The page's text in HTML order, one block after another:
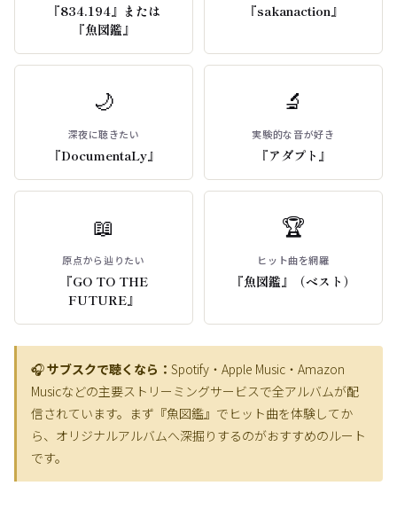
『834.194』または
『魚図鑑』
『sakanaction』
🌙
深夜に聴きたい
『DocumentaLy』
🔬
実験的な音が好き
『アダプト』
📖
原点から辿りたい
『GO TO THE
FUTURE』
🏆
ヒット曲を網羅
『魚図鑑』（ベスト）
🎧サブスクで聴くなら： Spotify・Apple Music・Amazon
Musicなどの主要ストリーミングサービスで全アルバムが配
信されています。まず『魚図鑑』でヒット曲を体験してか
ら、オリジナルアルバムへ深掘りするのがおすすめのルート
です。